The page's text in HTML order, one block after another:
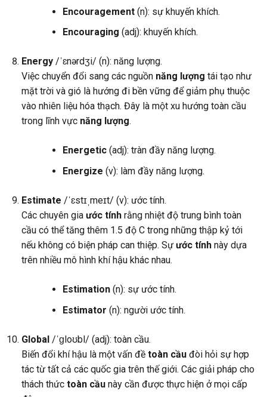
Encouragement(n): sự khuyến khích.
Encouraging (adj): khuyến khích.
Energy/ˈɛnərdʒi/ (n): năng lượng.
Việc chuyển đổi sang các nguồn năng lượng tái tạo như
mặt trời và gió là hướng đi bền vững để giảm phụ thuộc
vào nhiên liệu hóa thạch. Đây là một xu hướng toàn cầu
trong lĩnh vực năng lượng.
Energetic(adj): tràn đầy năng lượng.
Energize (v): làm đầy năng lượng.
Estimate /ˈɛstɪˌmeɪt/ (v): ước tính.
Các chuyên gia ước tínhrằng nhiệt độ trung bình toàn
cầu có thể tăng thêm 1.5 độ C trong những thập kỷ tới
nếu không có biện pháp can thiệp. Sự ước tínhnày dựa
trên nhiều mô hình khí hậu khác nhau.
Estimation(n): sự ước tính.
Estimator (n): người ước tính.
Global/ˈɡloʊbl/ (adj): toàn cầu.
Biến đổi khí hậu là một vấn đề toàn cầuđòi hỏi sự hợp
tác từ tất cả các quốc gia trên thế giới. Các giải pháp cho
thách thức toàn cầunày cần được thực hiện ở mọi cấp